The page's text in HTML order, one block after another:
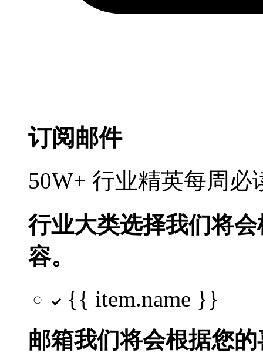
订阅邮件
50W+ 行业精英每周
行业大类选择我们将
容。
{{ item.name }}
邮箱我们将会根据您